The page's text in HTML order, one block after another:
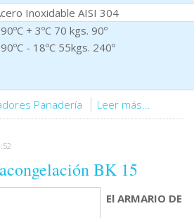
Inoxidable AISI 304
+ 3ºC 70 kgs. 90º
- 18ºC 55kgs. 240º
Panadería Leer más...
BK 15
El ARMARIO DE